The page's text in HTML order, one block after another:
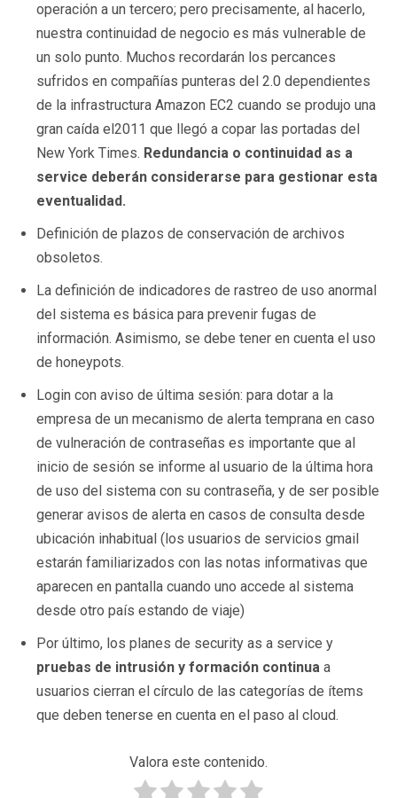
operación a un tercero; pero precisamente, al hacerlo,
nuestra continuidad de negocio es más vulnerable de
un solo punto. Muchos recordarán los percances
sufridos en compañías punteras del 2.0 dependientes
de la infrastructura Amazon EC2 cuando se produjo una
gran caída el2011 que llegó a copar las portadas del
New York Times. Redundancia o continuidad as a
service deberán considerarse para gestionar esta
eventualidad.
Definición de plazos de conservación de archivos
obsoletos.
La definición de indicadores de rastreo de uso anormal
del sistema es básica para prevenir fugas de
información. Asimismo, se debe tener en cuenta el uso
de honeypots.
Login con aviso de última sesión: para dotar a la
empresa de un mecanismo de alerta temprana en caso
de vulneración de contraseñas es importante que al
inicio de sesión se informe al usuario de la última hora
de uso del sistema con su contraseña, y de ser posible
generar avisos de alerta en casos de consulta desde
ubicación inhabitual (los usuarios de servicios gmail
estarán familiarizados con las notas informativas que
aparecen en pantalla cuando uno accede al sistema
desde otro país estando de viaje)
Por último, los planes de security as a service y
pruebas de intrusión y formación continua a
usuarios cierran el círculo de las categorías de ítems
que deben tenerse en cuenta en el paso al cloud.
Valora este contenido.